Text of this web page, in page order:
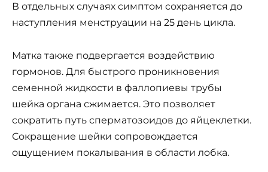
В отдельных случаях симптом сохраняется до
наступления менструации на 25 день цикла.
Матка также подвергается воздействию
гормонов. Для быстрого проникновения
семенной жидкости в фаллопиевы трубы
шейка органа сжимается. Это позволяет
сократить путь сперматозоидов до яйцеклетки.
Сокращение шейки сопровождается
ощущением покалывания в области лобка.